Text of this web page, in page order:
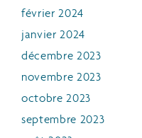
février 2024
janvier 2024
décembre 2023
novembre 2023
octobre 2023
septembre 2023